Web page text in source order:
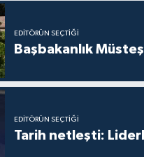
EDITÖRÜN SEÇTIĞI
Başbakanlık
EDITÖRÜN SEÇTIĞI
Tarih netleşti: